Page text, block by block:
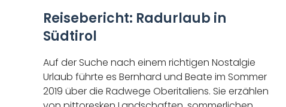
Reisebericht: Radurlaub in
Südtirol
Auf der Suche nach einem richtigen Nostalgie
Urlaub führte es Bernhard und Beate im Sommer
2019 über die Radwege Oberitaliens. Sie erzählen